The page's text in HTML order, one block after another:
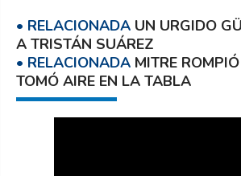
UN URGIDO
A TRISTÁN SUÁREZ
MITRE
TOMÓ AIRE EN LA TABLA